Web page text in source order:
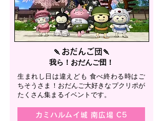
🍡おだんご団🍡
我ら！おだんご団！
生まれし日は違えども 食べ終わる時はご
ちそうさま！おだんご大好きなプクリポが
たくさん集まるイベントです。
カミハルムイ城 南広場 C5